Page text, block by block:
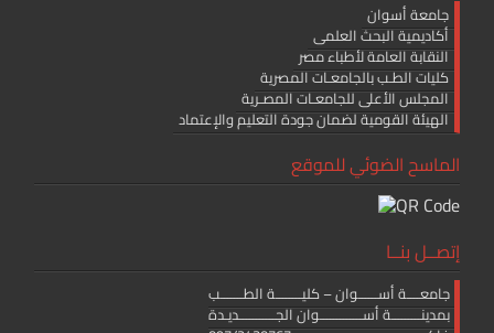
جامعة أسوان
أكاديمية البحث العلمى
النقابة العامة لأطباء مصر
كليات الطـب بالجامعـات المصرية
المجلس الأعلى للجامعـات المصـرية
الهيئة القومية لضمان جودة التعليم والإعتماد
الماسح الضوئي للموقع
إتصــل بنــا
جامعــــة أســــــوان – كليــــــــة الطـــــــب
بمدينـــــــــة أســـــــــــــوان الجـــــــــــديـدة